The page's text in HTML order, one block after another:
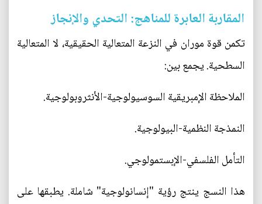
المقاربة العابرة للمناهج: التحدي والإنجاز
تكمن قوة موران في النزعة المتعالية الحقيقية، لا المتعالية
السطحية. يجمع بين:
الملاحظة الإمبريقية السوسيولوجية-الأنثروبولوجية.
النمذجة النظمية-البيولوجية.
التأمل الفلسفي-الإبستمولوجي.
هذا النسج ينتج رؤية "إنسانولوجية" شاملة. يطبقها على